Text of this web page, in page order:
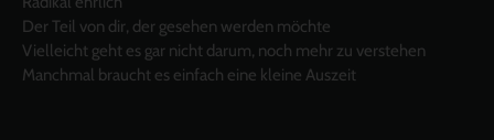
Der Teil von dir, der gesehen werden möchte
Vielleicht geht es gar nicht darum, noch mehr zu verstehen
Manchmal braucht es einfach eine kleine Auszeit